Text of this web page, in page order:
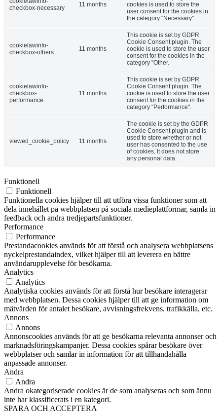
checkbox-necessary
11 months
cookies is used to store the
user consent for the cookies in
the category "Necessary".
cookielawinfo-
checkbox-others
11 months
This cookie is set by GDPR
Cookie Consent plugin. The
cookie is used to store the user
consent for the cookies in the
category "Other.
cookielawinfo-
checkbox-
performance
11 months
This cookie is set by GDPR
Cookie Consent plugin. The
cookie is used to store the user
consent for the cookies in the
category "Performance".
viewed_cookie_policy 11 months
The cookie is set by the GDPR
Cookie Consent plugin and is
used to store whether or not
user has consented to the use
of cookies. It does not store
any personal data.
Funktionell
Funktionell
Funktionella cookies hjälper till att utföra vissa funktioner som att
dela innehållet på webbplatsen på sociala medieplattformar, samla in
feedback och andra tredjepartsfunktioner.
Performance
Performance
Prestandacookies används för att förstå och analysera webbplatsens
nyckelprestandaindex, vilket hjälper till att leverera en bättre
användarupplevelse för besökarna.
Analytics
Analytics
Analytiska cookies används för att förstå hur besökare interagerar
med webbplatsen. Dessa cookies hjälper till att ge information om
mätvärden för antalet besökare, avvisningsfrekvens, trafikkälla, etc.
Annons
Annons
Annonscookies används för att ge besökarna relevanta annonser och
marknadsföringskampanjer. Dessa cookies spårar besökare över
webbplatser och samlar in information för att tillhandahålla
anpassade annonser.
Andra
Andra
Andra okategoriserade cookies är de som analyseras och som ännu
inte har klassificerats i en kategori.
SPARA OCH ACCEPTERA